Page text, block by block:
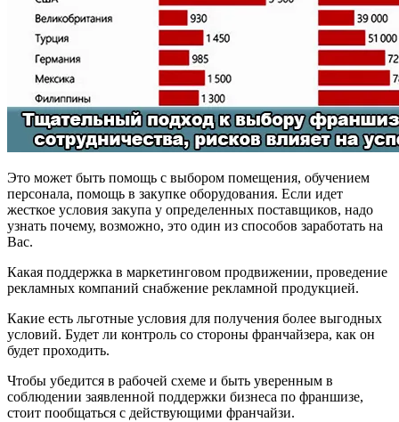
Это может быть помощь с выбором помещения, обучением
персонала, помощь в закупке оборудования. Если идет
жесткое условия закупа у определенных поставщиков, надо
узнать почему, возможно, это один из способов заработать на
Вас.
Какая поддержка в маркетинговом продвижении, проведение
рекламных компаний снабжение рекламной продукцией.
Какие есть льготные условия для получения более выгодных
условий. Будет ли контроль со стороны франчайзера, как он
будет проходить.
Чтобы убедится в рабочей схеме и быть уверенным в
соблюдении заявленной поддержки бизнеса по франшизе,
стоит пообщаться с действующими франчайзи.